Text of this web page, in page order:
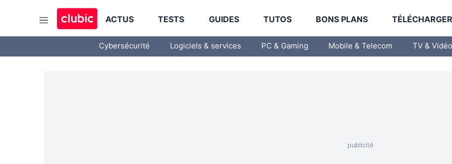
ACTUS TESTS GUIDES TUTOS BONS PLANS
Cybersécurité Logiciels & services PC & Gaming Mobile & Telecom TV & Vidéo